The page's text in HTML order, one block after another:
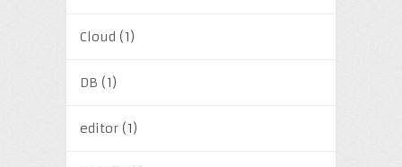
Cloud (1)
DB (1)
editor(1)